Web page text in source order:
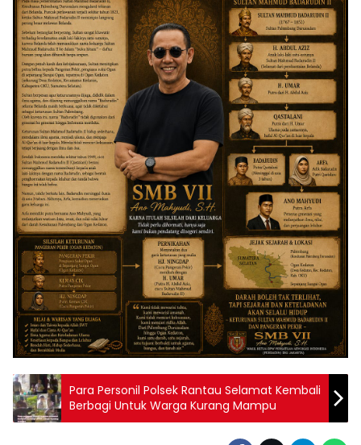
Para Personil Polsek Rantau Selamat Kembali
Berbagi Untuk Warga Kurang Mampu